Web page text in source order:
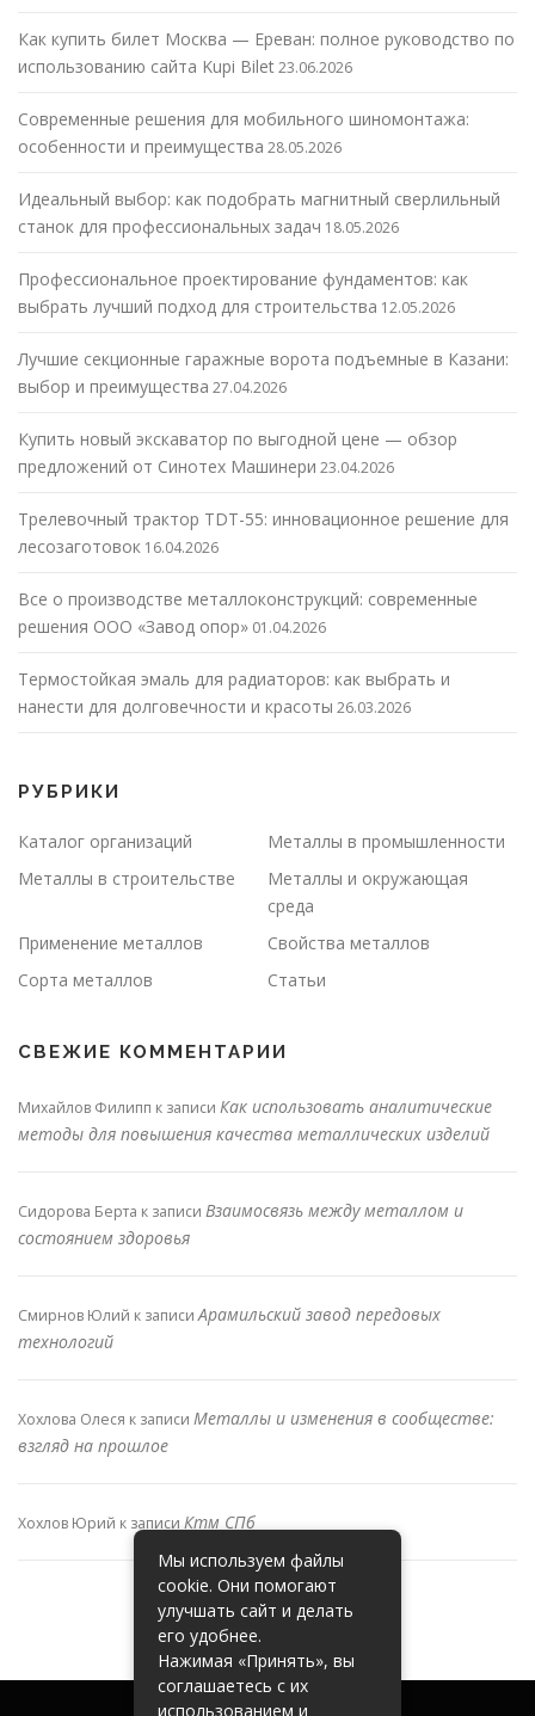
Как купить билет Москва — Ереван: полное руководство по
использованию сайта Kupi Bilet23.06.2026
Современные решения для мобильного шиномонтажа:
особенности и преимущества 28.05.2026
Идеальный выбор: как подобрать магнитный сверлильный
станок для профессиональных задач 18.05.2026
Профессиональное проектирование фундаментов: как
выбрать лучший подход для строительства 12.05.2026
Лучшие секционные гаражные ворота подъемные в Казани:
выбор и преимущества 27.04.2026
Купить новый экскаватор по выгодной цене — обзор
предложений от Синотех Машинери 23.04.2026
Трелевочный трактор TDT-55: инновационное решение для
лесозаготовок 16.04.2026
Все о производстве металлоконструкций: современные
решения ООО «Завод опор» 01.04.2026
Термостойкая эмаль для радиаторов: как выбрать и
нанести для долговечности и красоты 26.03.2026
РУБРИКИ
Каталог организаций
Металлы в промышленности
Металлы в строительстве
Металлы и окружающая
среда
Применение металлов
Свойства металлов
Сорта металлов
Статьи
СВЕЖИЕ КОММЕНТАРИИ
Михайлов Филипп к записи Как использовать аналитические
методы для повышения качества металлических изделий
Сидорова Берта к записи Взаимосвязь между металлом и
состоянием здоровья
Смирнов Юлий к записиАрамильский завод передовых
технологий
Хохлова Олеся к записи Металлы и изменения в сообществе:
взгляд на прошлое
Хохлов Юрий к записи Ктм СПб
Мы используем файлы
cookie. Они помогают
улучшать сайт и делать
его удобнее.
Нажимая «Принять», вы
соглашаетесь с их
использованием и